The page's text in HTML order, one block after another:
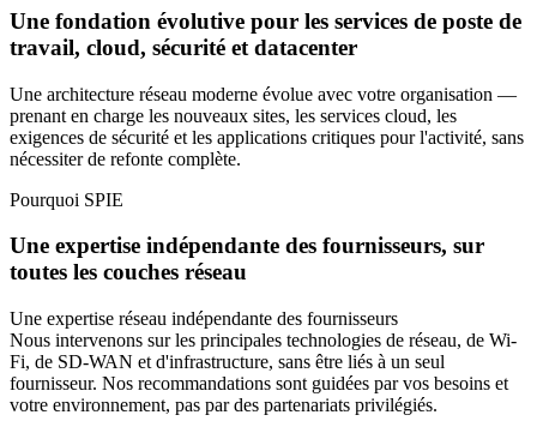
Une fondation évolutive pour les services de poste de
travail, cloud, sécurité et datacenter
Une architecture réseau moderne évolue avec votre organisation —
prenant en charge les nouveaux sites, les services cloud, les
exigences de sécurité et les applications critiques pour l'activité, sans
nécessiter de refonte complète.
Pourquoi SPIE
Une expertise indépendante des fournisseurs, sur
toutes les couches réseau
Une expertise réseau indépendante des fournisseurs
Nous intervenons sur les principales technologies de réseau, de Wi-
Fi, de SD-WAN et d'infrastructure, sans être liés à un seul
fournisseur. Nos recommandations sont guidées par vos besoins et
votre environnement, pas par des partenariats privilégiés.